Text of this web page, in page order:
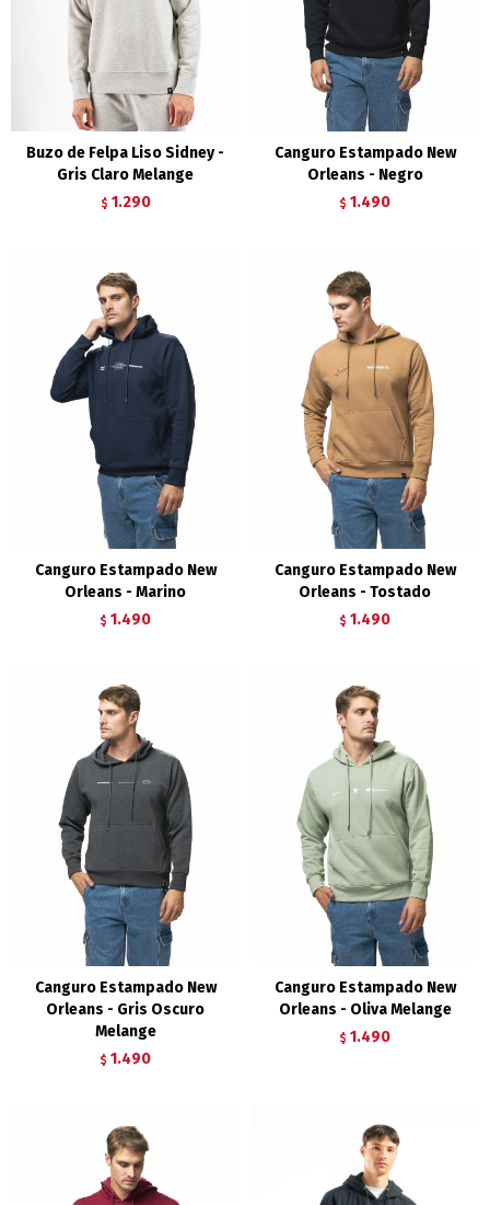
Buzo de Felpa Liso Sidney -
Gris Claro Melange
$ 1.290
Canguro Estampado New
Orleans - Negro
$ 1.490
Canguro Estampado New
Orleans - Marino
$ 1.490
Canguro Estampado New
Orleans - Tostado
$ 1.490
Canguro Estampado New
Orleans - Gris Oscuro
Melange
$ 1.490
Canguro Estampado New
Orleans - Oliva Melange
$ 1.490